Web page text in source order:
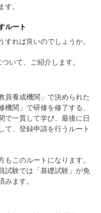
。
ルート
れば良いのでしょうか。
いて、ご紹介します。
員養成機関」で決められた
関」で研修を修了する、
で一貫して学び、最後に日
て、登録申請を行うルート
もこのルートになります。
試験では「基礎試験」が免
みます。